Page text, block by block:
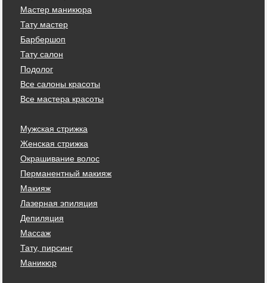
Мастер маникюра
Тату мастер
Барбершоп
Тату салон
Подолог
Все салоны красоты
Все мастера красоты
Мужская стрижка
Женская стрижка
Окрашивание волос
Перманентный макияж
Макияж
Лазерная эпиляция
Депиляция
Массаж
Тату, пирсинг
Маникюр